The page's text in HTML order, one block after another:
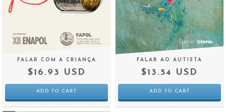
FALAR COM A CRIANÇA
$16.93 USD
FALAR AO AUTISTA
$13.54 USD